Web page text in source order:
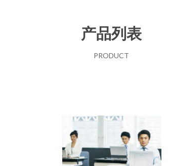
产品列表
PRODUCT